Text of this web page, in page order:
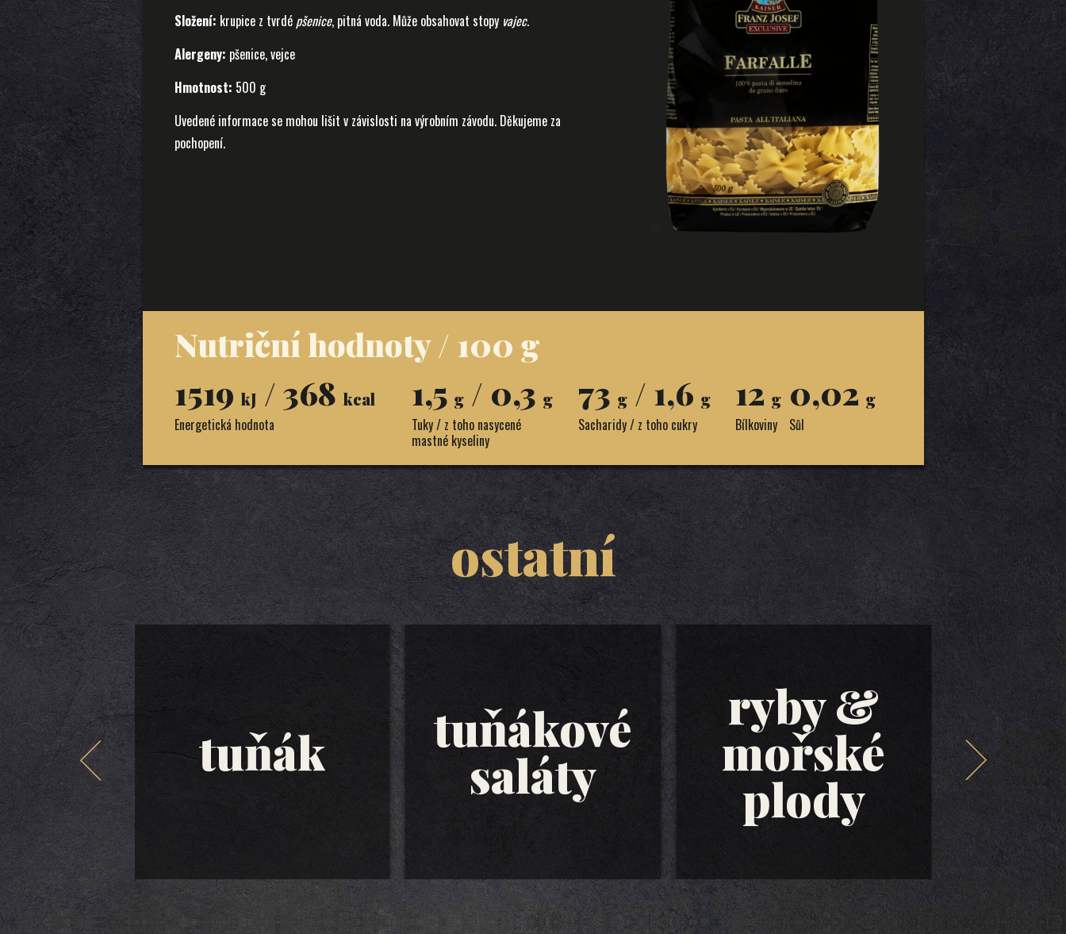
Složení: krupice z tvrdé pšenice, pitná voda. Může obsahovat stopy vajec.
Alergeny: pšenice, vejce
Hmotnost: 500 g
Uvedené informace se mohou lišit v závislosti na výrobním závodu. Děkujeme za
pochopení.
Nutriční hodnoty / 100 g
1519 kJ / 368 kcal
Energetická hodnota
1,5 g/ 0,3 g
Tuky / z toho nasycené
mastné kyseliny
73 g/ 1,6 g
Sacharidy / z toho cukry
12 g
Bílkoviny
0,02 g
Sůl
ostatní
tuňák tuňákové
saláty
ryby &
mořské
plody